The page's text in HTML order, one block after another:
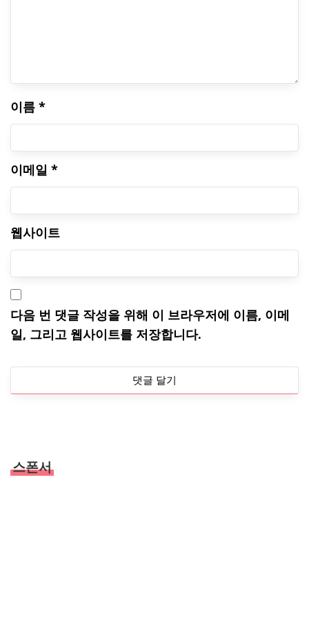
이름 *
이메일 *
웹사이트
다음 번 댓글 작성을 위해 이 브라우저에 이름, 이메
일, 그리고 웹사이트를 저장합니다.
스폰서